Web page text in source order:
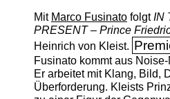
Mit Marco FusinatofolgtIN
PRESENT – Prince
Heinrich von Kleist.
Fusinato kommt aus
Er arbeitet mit Klang, Bild,
Überforderung. Kleists